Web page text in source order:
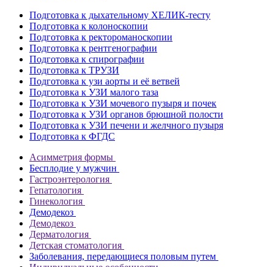
Подготовка к дыхательному ХЕЛИК-тесту
Подготовка к колоноскопии
Подготовка к ректороманоскопии
Подготовка к рентгенографии
Подготовка к спирографии
Подготовка к ТРУЗИ
Подготовка к узи аорты и её ветвей
Подготовка к УЗИ малого таза
Подготовка к УЗИ мочевого пузыря и почек
Подготовка к УЗИ органов брюшной полости
Подготовка к УЗИ печени и желчного пузыря
Подготовка к ФГДС
Асимметрия формы
Бесплодие у мужчин
Гастроэнтерология
Гепатология
Гинекология
Демодекоз
Демодекоз
Дерматология
Детская стоматология
Заболевания, передающиеся половым путем